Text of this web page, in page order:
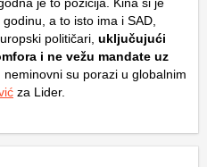
je to pozicija. Kina si je
a to isto ima i SAD,
političari, uključujući
i ne vežu mandate uz
neminovni su porazi u globalnim
za Lider.